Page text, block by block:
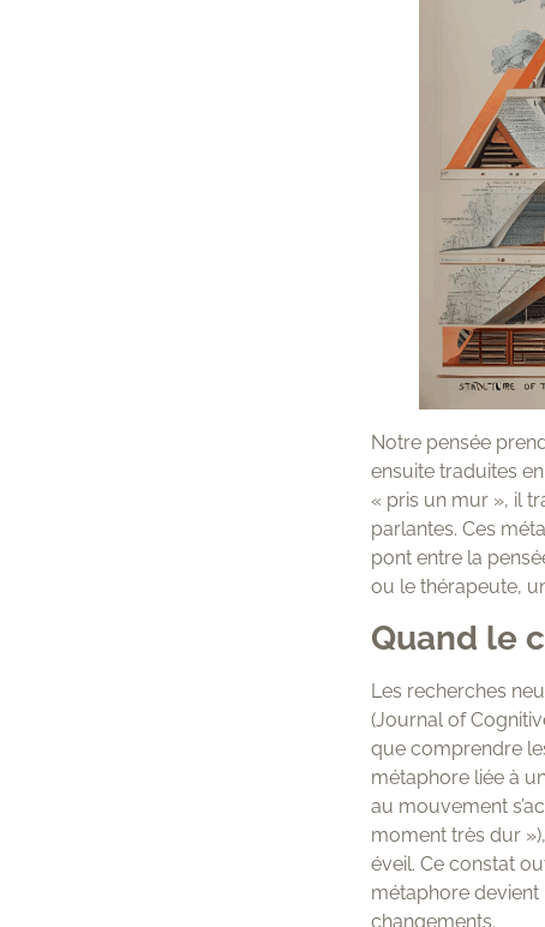
Notre pensée
ensuite traduites
« pris un mur », il
parlantes. Ces
pont entre la
ou le thérapeute,
Quand le
Les recherches
(Journal of
que comprendre
métaphore liée à
au mouvement
moment très dur
éveil. Ce constat
métaphore
changements.